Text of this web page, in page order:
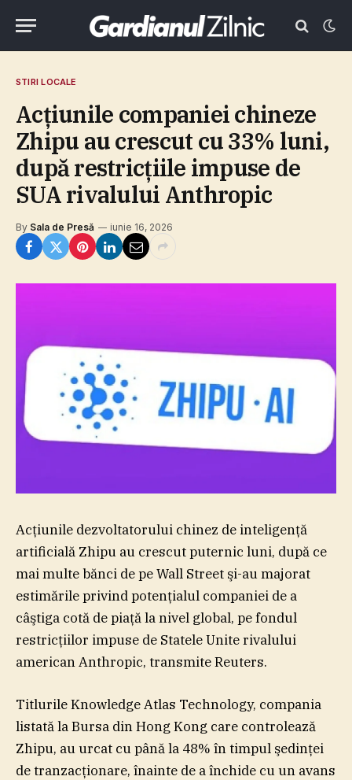
STIRI LOCALE
Acţiunile companiei chineze
Zhipu au crescut cu 33% luni,
după restricţiile impuse de
SUA rivalului Anthropic
By Sala de Presă iunie 16, 2026
Acţiunile dezvoltatorului chinez de inteligenţă
artificială Zhipu au crescut puternic luni, după ce
mai multe bănci de pe Wall Street şi-au majorat
estimările privind potenţialul companiei de a
câştiga cotă de piaţă la nivel global, pe fondul
restricţiilor impuse de Statele Unite rivalului
american Anthropic, transmite Reuters.
Titlurile Knowledge Atlas Technology, compania
listată la Bursa din Hong Kong care controlează
Zhipu, au urcat cu până la 48% în timpul şedinţei
de tranzacţionare, înainte de a închide cu un avans